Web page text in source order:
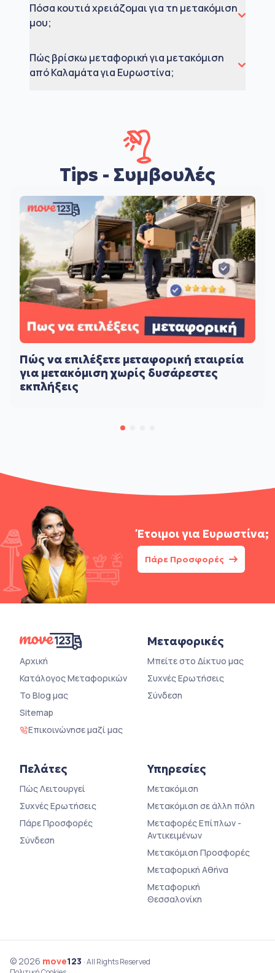
Πόσα κουτιά χρειάζομαι για τη μετακόμιση
μου;
Πώς βρίσκω μεταφορική για μετακόμιση
από Καλαμάτα για Ευρωστίνα;
Tips - Συμβουλές
Πώς να επιλέξετε μεταφορική εταιρεία
για μετακόμιση χωρίς δυσάρεστες
εκπλήξεις
Έτοιμοι για Ευρωστίνα;
Πάρε Προσφορές
Αρχική
Κατάλογος Μεταφορικών
Το Blog μας
Sitemap
Επικοινώνησε μαζί μας
Μεταφορικές
Μπείτε στο Δίκτυο μας
Συχνές Ερωτήσεις
Σύνδεση
Πελάτες
Πώς Λειτουργεί
Συχνές Ερωτήσεις
Πάρε Προσφορές
Σύνδεση
Υπηρεσίες
Μετακόμιση
Μετακόμιση σε άλλη πόλη
Μεταφορές Επίπλων -
Αντικειμένων
Μετακόμιση Προσφορές
Μεταφορική Αθήνα
Μεταφορική
Θεσσαλονίκη
© 2026 move123 · All Rights Reserved